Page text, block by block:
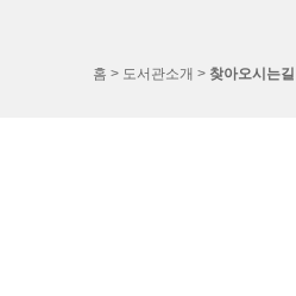
홈 > 도서관소개 > 찾아오시는길